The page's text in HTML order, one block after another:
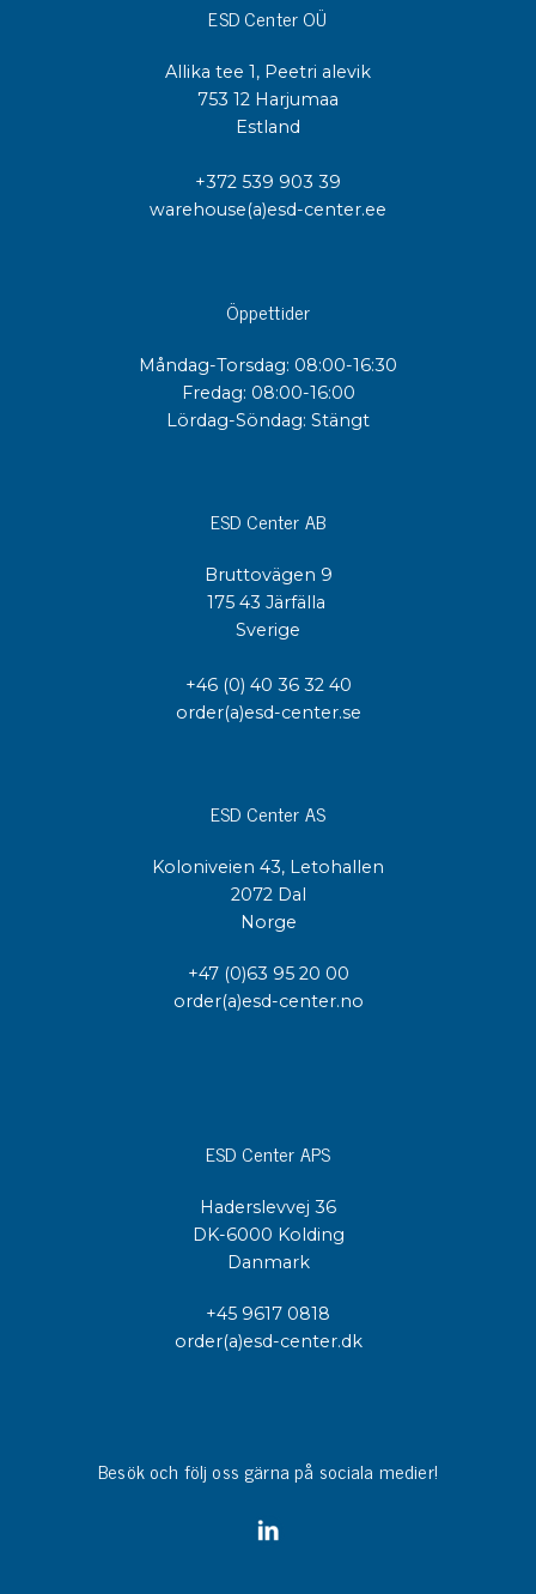
ESD Center OÜ
Allika tee 1, Peetri alevik
753 12 Harjumaa
Estland
+372 539 903 39
warehouse(a)esd-center.ee
Öppettider
Måndag-Torsdag: 08:00-16:30
Fredag: 08:00-16:00
Lördag-Söndag: Stängt
ESD Center AB
Bruttovägen 9
175 43 Järfälla
Sverige
+46 (0) 40 36 32 40
order(a)esd-center.se
ESD Center AS
Koloniveien 43, Letohallen
2072 Dal
Norge
+47 (0)63 95 20 00
order(a)esd-center.no
ESD Center APS
Haderslevvej 36
DK-6000 Kolding
Danmark
+45 9617 0818
order(a)esd-center.dk
Besök och följ oss gärna på sociala medier!